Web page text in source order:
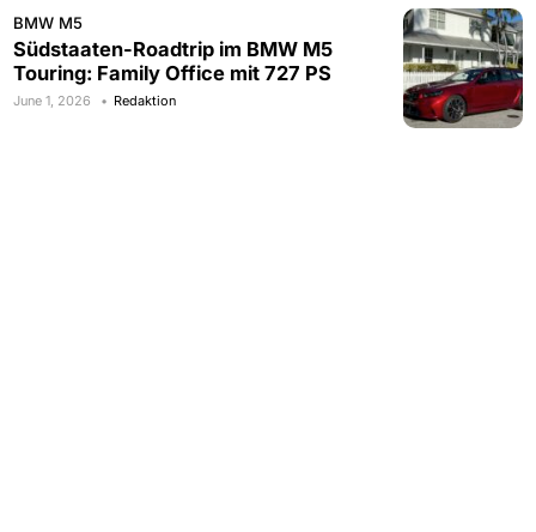
BMW M5
Südstaaten-Roadtrip im BMW M5
Touring: Family Office mit 727 PS
June 1, 2026 Redaktion